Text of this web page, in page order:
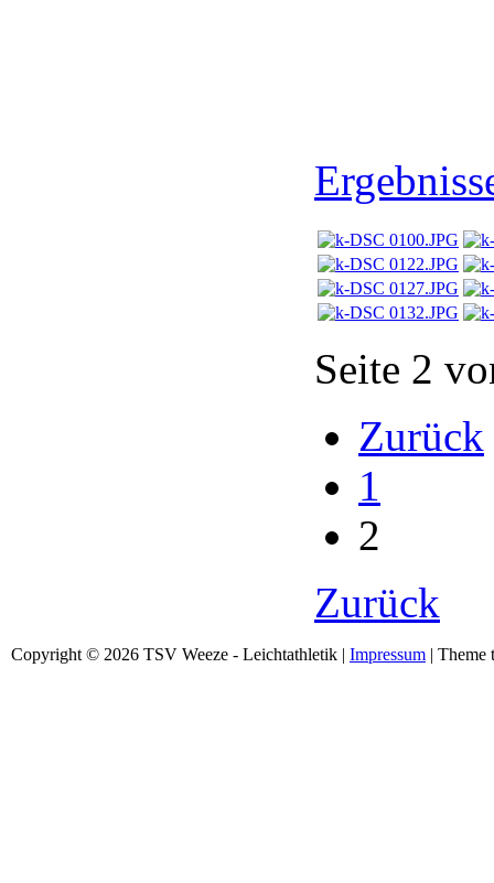
Seite 2
Zurück
1
2
Zurück
Copyright © 2026 TSV Weeze - Leichtathletik | Impressum | Theme